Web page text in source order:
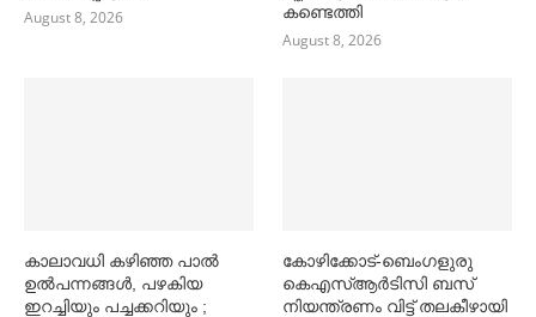
August 8, 2026
കണ്ടെത്തി
August 8, 2026
കാലാവധി കഴിഞ്ഞ പാല്‍
ഉല്‍പന്നങ്ങള്‍, പഴകിയ
ഇറച്ചിയും പച്ചക്കറിയും ;
കോഴിക്കോട്-ബെംഗളുരു
കെഎസ്ആർടിസി ബസ്
നിയന്ത്രണം വിട്ട് തലകീഴായി